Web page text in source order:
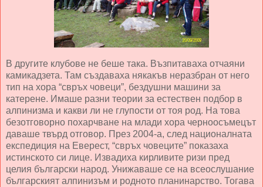
В другите клубове не беше така. Възпитаваха отчаяни
камикадзета. Там създаваха някакъв неразбран от него
тип на хора “свръх човеци”, бездушни машини за
катерене. Имаше разни теории за естествен подбор в
алпинизма и какви ли не глупости от тоя род. На това
безотговорно похарчване на млади хора черноосъмецът
даваше твърд отговор. През 2004-а, след националната
експедиция на Еверест, “свръх човеците” показаха
истинското си лице. Извадиха кирливите ризи пред
целия български народ. Унижаваше се на всеослушание
българският алпинизъм и родното планинарство. Тогава